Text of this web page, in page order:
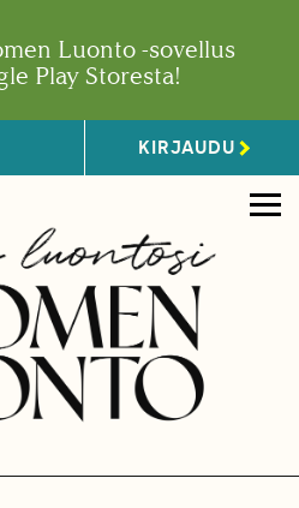
Luonto -sovellus
Play Storesta!
KIRJAUDU